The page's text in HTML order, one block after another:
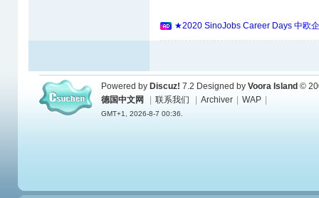
★2020 SinoJobs Career Days 中欧
Powered by Discuz! 7.2 Designed by Voora Island ©
德国中文网
联系我们 Archiver WAP
GMT+1, 2026-8-7 00:36.